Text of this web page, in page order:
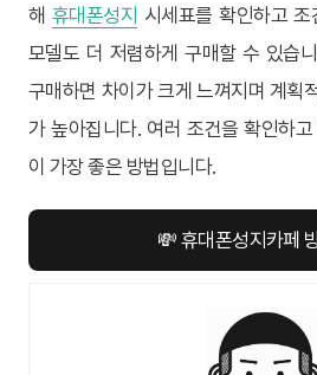
해 휴대폰성지 시세표를 확인하고
모델도 더 저렴하게 구매할 수 있습
구매하면 차이가 크게 느껴지며 계획
가 높아집니다. 여러 조건을 확인하
이 가장 좋은 방법입니다.
💸 휴대폰성지카페